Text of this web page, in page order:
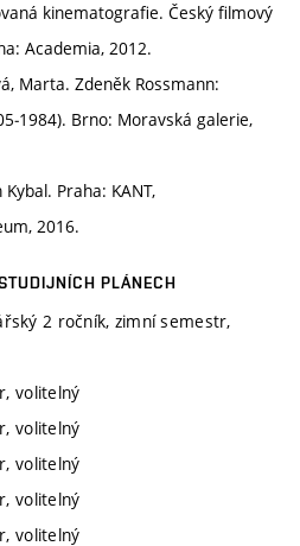
kinematografie. Český filmový
Academia, 2012.
Marta. Zdeněk Rossmann:
Brno: Moravská galerie,
Praha: KANT,
2016.
PLÁNECH
2 ročník, zimní semestr,
volitelný
volitelný
volitelný
volitelný
volitelný